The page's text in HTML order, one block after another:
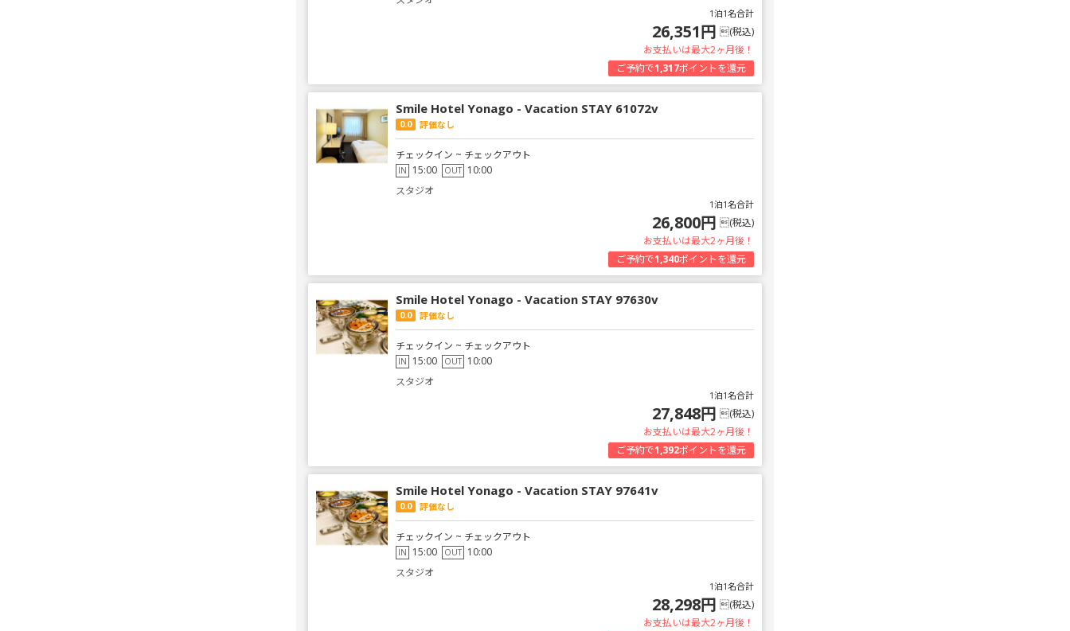
1泊1名合計
26,351円 (税込)
お支払いは最大2ヶ月後！
ご予約で1,317ポイントを還元
Smile Hotel Yonago - Vacation STAY 61072v
0.0 評価なし
チェックイン ~ チェックアウト
IN 15:00 OUT 10:00
スタジオ
1泊1名合計
26,800円 (税込)
お支払いは最大2ヶ月後！
ご予約で1,340ポイントを還元
Smile Hotel Yonago - Vacation STAY 97630v
0.0 評価なし
チェックイン ~ チェックアウト
IN 15:00 OUT 10:00
スタジオ
1泊1名合計
27,848円 (税込)
お支払いは最大2ヶ月後！
ご予約で1,392ポイントを還元
Smile Hotel Yonago - Vacation STAY 97641v
0.0 評価なし
チェックイン ~ チェックアウト
IN 15:00 OUT 10:00
スタジオ
1泊1名合計
28,298円 (税込)
お支払いは最大2ヶ月後！